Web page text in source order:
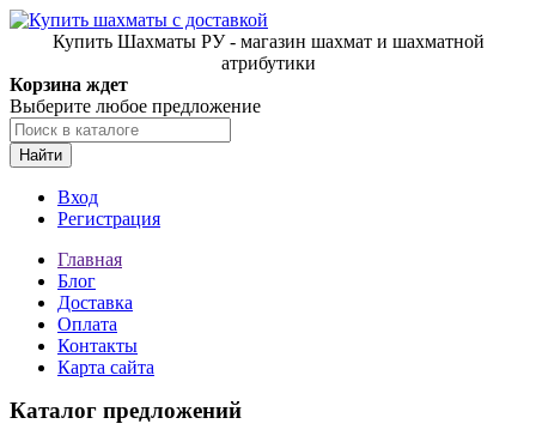
Купить Шахматы РУ - магазин шахмат и шахматной
атрибутики
Корзина ждет
Выберите любое предложение
Найти
Вход
Регистрация
Главная
Блог
Доставка
Оплата
Контакты
Карта сайта
Каталог предложений